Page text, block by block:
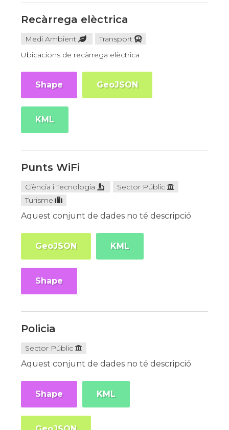
Recàrrega elèctrica
Medi Ambient
Transport
Ubicacions de recàrrega elèctrica
Shape GeoJSON
KML
Punts WiFi
Ciència i Tecnologia
Sector Públic
Turisme
Aquest conjunt de dades no té descripció
GeoJSON KML
Shape
Policia
Sector Públic
Aquest conjunt de dades no té descripció
Shape KML